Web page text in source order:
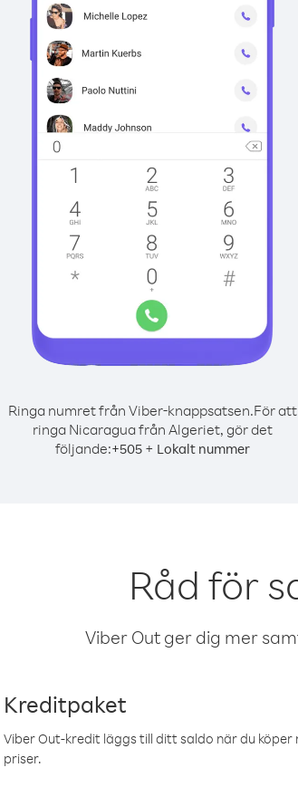
Ringa numret från Viber-knappsatsen.För att
ringa Nicaragua från Algeriet, gör det
följande:+505+ Lokalt nummer
Råd för
Viber Out ger dig mer
Kreditpaket
Viber Out-kredit läggs till ditt saldo när du
priser.